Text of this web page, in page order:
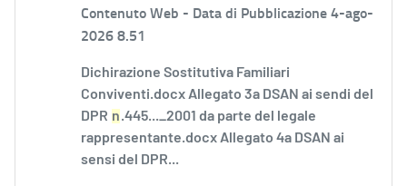
Contenuto Web - Data di Pubblicazione 4-ago-
2026 8.51
Dichirazione Sostitutiva Familiari
Conviventi.docx Allegato 3a DSAN ai sendi del
DPR n.445..._2001 da parte del legale
rappresentante.docx Allegato 4a DSAN ai
sensi del DPR...